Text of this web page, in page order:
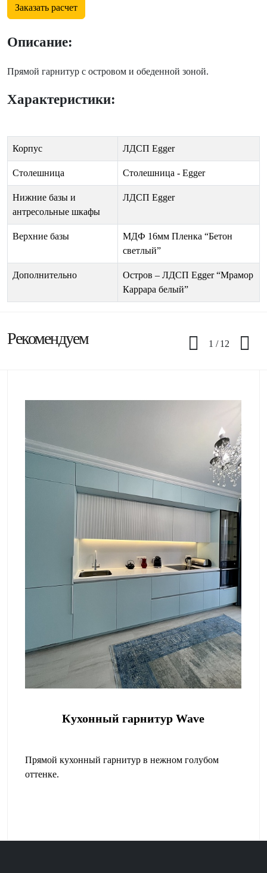
Заказать расчет
Описание:
Прямой гарнитур с островом и обеденной зоной.
Характеристики:
Корпус ЛДСП Egger
Столешница Столешница - Egger
Нижние базы и
антресольные шкафы
ЛДСП Egger
Верхние базы
МДФ 16мм Пленка “Бетон
светлый”
Дополнительно
Остров – ЛДСП Egger “Мрамор
Каррара белый”
Рекомендуем
Кухонный гарнитур Wave
Прямой кухонный гарнитур в нежном голубом
оттенке.